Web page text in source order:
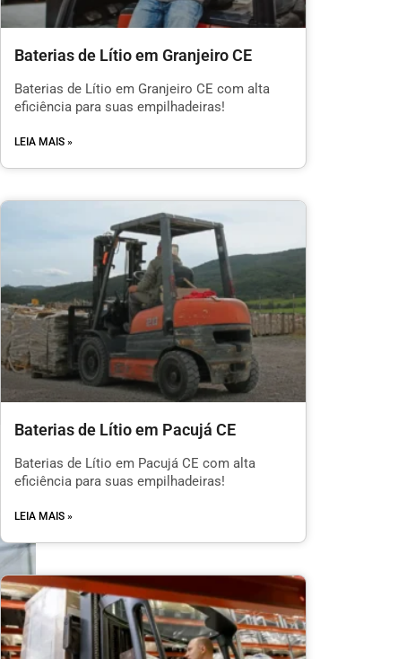
Baterias de Lítio em Granjeiro CE
Baterias de Lítio em Granjeiro CE com alta
eficiência para suas empilhadeiras!
LEIA MAIS »
Baterias de Lítio em Pacujá CE
Baterias de Lítio em Pacujá CE com alta
eficiência para suas empilhadeiras!
LEIA MAIS »